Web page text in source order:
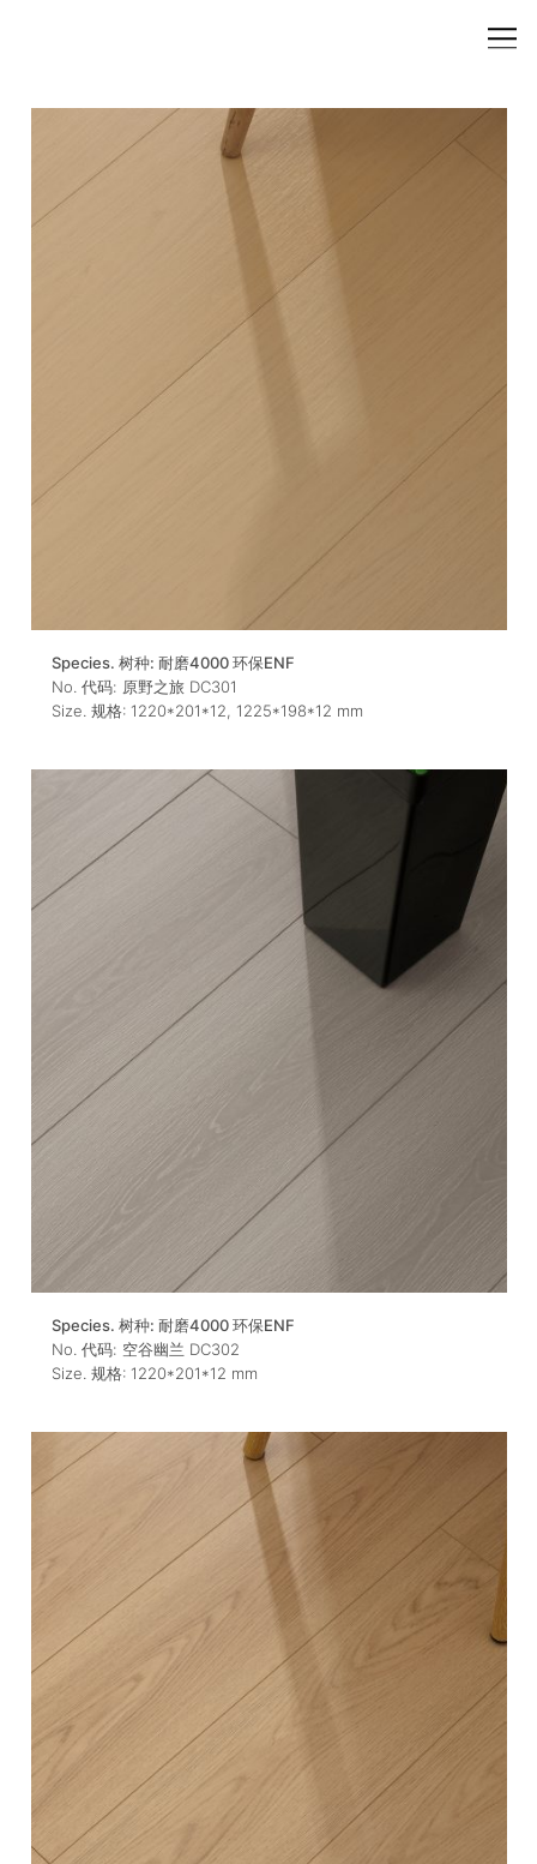
Species. 树种: 耐磨4000 环保ENF
No. 代码: 原野之旅 DC301
Size. 规格: 1220*201*12 1225*198*12 mm
Species. 树种: 耐磨4000 环保ENF
No. 代码: 空谷幽兰 DC302
Size. 规格: 1220*201*12 mm